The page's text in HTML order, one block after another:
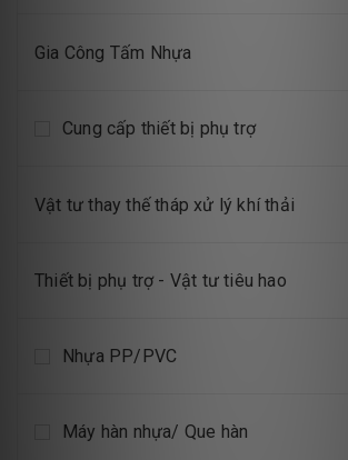
Gia Công Tấm Nhựa
Cung cấp thiết bị phụ trợ
Vật tư thay thế tháp xử lý khí thải
Thiết bị phụ trợ - Vật tư tiêu hao
Nhựa PP/PVC
Máy hàn nhựa/ Que hàn